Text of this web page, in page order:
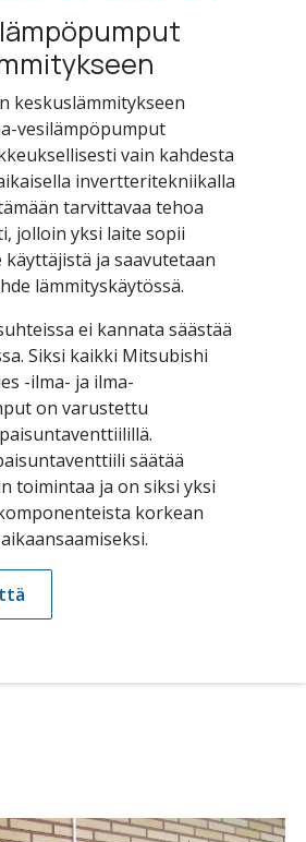
keskuslämmitykseen
vesilämpöpumput
vain kahdesta
invertteritekniikalla
tarvittavaa tehoa
jolloin yksi laite sopii
käyttäjistä ja saavutetaan
lämmityskäytössä.
ei kannata säästää
Siksi kaikki Mitsubishi
-ilma- ja ilma-
on varustettu
säätää
toimintaa ja on siksi yksi
korkean